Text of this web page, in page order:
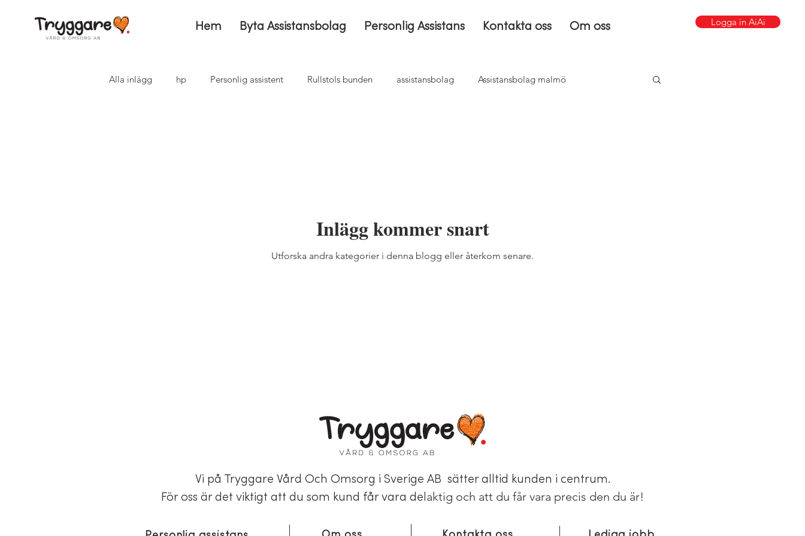
Hem Byta Assistansbolag Personlig Assistans Kontakta oss Om oss Logga in AiAi
Alla inlägg hp Personlig assistent Rullstols bunden assistansbolag Assistansbolag malmö
Inlägg kommer snart
Utforska andra kategorier i denna blogg eller återkom senare.
Vi på Tryggare Vård Och Omsorg i Sverige AB sätter alltid kunden i centrum.
För oss är det viktigt att du som kund får vara delaktig och att du får vara precis den du är!